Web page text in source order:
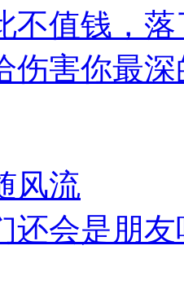
不值钱，
伤害你最深
风流
还会是朋友